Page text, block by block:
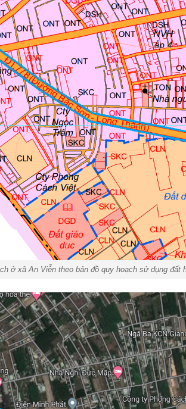
ở xã An Viễn theo bản đồ quy hoạch sử dụng đất